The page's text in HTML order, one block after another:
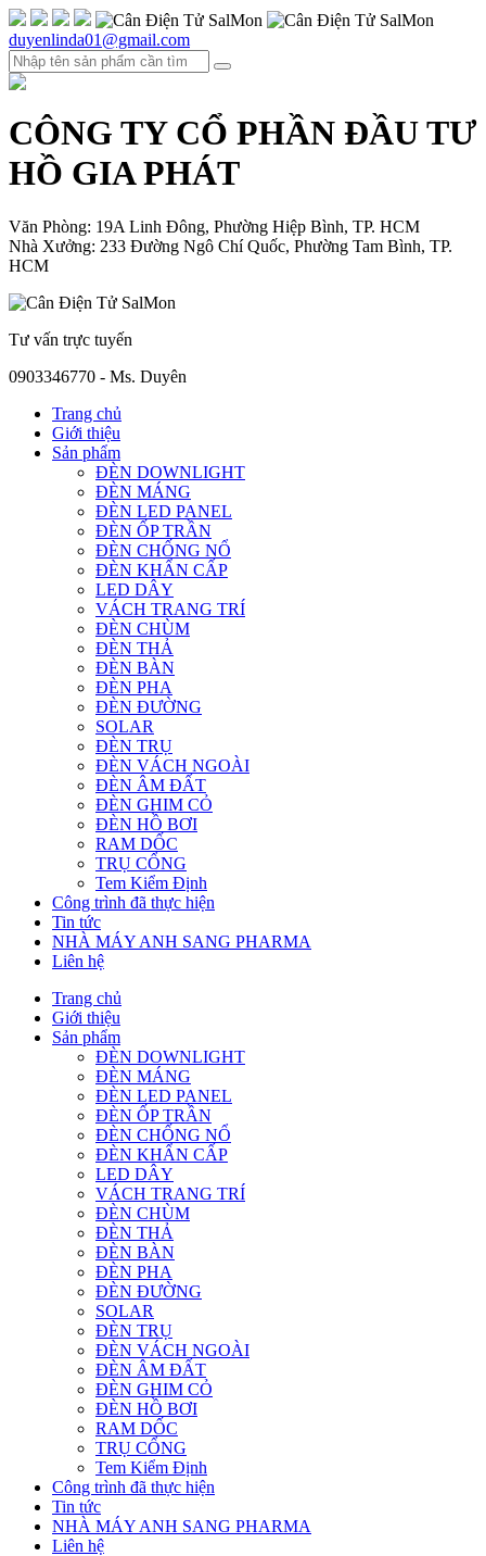
duyenlinda01@gmail.com
CÔNG TY CỔ PHẦN ĐẦU TƯ
HỒ GIA PHÁT
Văn Phòng: 19A Linh Đông, Phường Hiệp Bình, TP. HCM
Nhà Xưởng: 233 Đường Ngô Chí Quốc, Phường Tam Bình, TP.
HCM
Tư vấn trực tuyến
0903346770 - Ms. Duyên
Trang chủ
Giới thiệu
Sản phẩm
ĐÈN DOWNLIGHT
ĐÈN MÁNG
ĐÈN LED PANEL
ĐÈN ỐP TRẦN
ĐÈN CHỐNG NỔ
ĐÈN KHẨN CẤP
LED DÂY
VÁCH TRANG TRÍ
ĐÈN CHÙM
ĐÈN THẢ
ĐÈN BÀN
ĐÈN PHA
ĐÈN ĐƯỜNG
SOLAR
ĐÈN TRỤ
ĐÈN VÁCH NGOÀI
ĐÈN ÂM ĐẤT
ĐÈN GHIM CỎ
ĐÈN HỒ BƠI
RAM DỐC
TRỤ CỔNG
Tem Kiểm Định
Công trình đã thực hiện
Tin tức
NHÀ MÁY ANH SANG PHARMA
Liên hệ
Trang chủ
Giới thiệu
Sản phẩm
ĐÈN DOWNLIGHT
ĐÈN MÁNG
ĐÈN LED PANEL
ĐÈN ỐP TRẦN
ĐÈN CHỐNG NỔ
ĐÈN KHẨN CẤP
LED DÂY
VÁCH TRANG TRÍ
ĐÈN CHÙM
ĐÈN THẢ
ĐÈN BÀN
ĐÈN PHA
ĐÈN ĐƯỜNG
SOLAR
ĐÈN TRỤ
ĐÈN VÁCH NGOÀI
ĐÈN ÂM ĐẤT
ĐÈN GHIM CỎ
ĐÈN HỒ BƠI
RAM DỐC
TRỤ CỔNG
Tem Kiểm Định
Công trình đã thực hiện
Tin tức
NHÀ MÁY ANH SANG PHARMA
Liên hệ